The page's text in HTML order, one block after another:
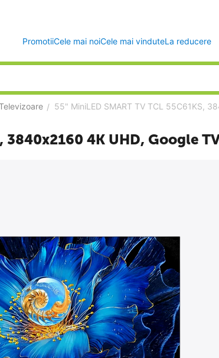
PromotiiCele mai noiCele mai vinduteLa reducere
/ 55" MiniLED SMART TV TCL 55C61KS,
3840x2160 4K UHD, Google